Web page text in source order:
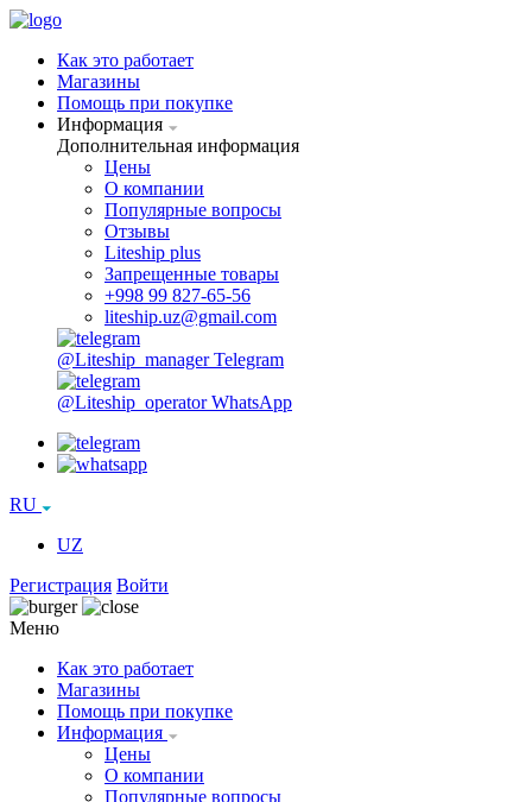
Как это работает
Магазины
Помощь при покупке
Информация
Дополнительная информация
Цены
О компании
Популярные вопросы
Отзывы
Liteship plus
Запрещенные товары
+998 99 827-65-56
liteship.uz@gmail.com
@Liteship_manager Telegram
@Liteship_operator WhatsApp
RU
UZ
Регистрация Войти
Меню
Как это работает
Магазины
Помощь при покупке
Информация
Цены
О компании
Популярные вопросы